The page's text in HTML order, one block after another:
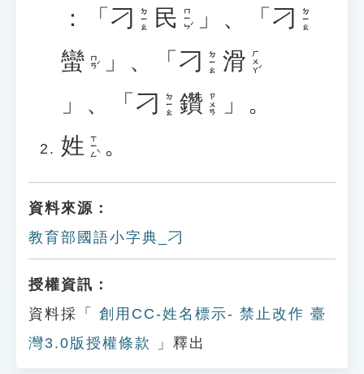
：「 刁 ㄉㄧㄠ 民 ㄇㄧㄣˊ 」、「 刁 ㄉㄧㄠ
蠻 ㄇㄢˊ 」、「 刁 ㄉㄧㄠ 滑 ㄏㄨㄚˊ
」、「 刁 ㄉㄧㄠ 鑽 ㄗㄨㄢ
」。
姓 ㄒㄧㄥˋ 。
資料來源：
教育部國語小字典_刁
授權資訊：
資料採「
創用CC-姓名標示- 禁止改作 臺
灣3.0版授權條款
」釋出